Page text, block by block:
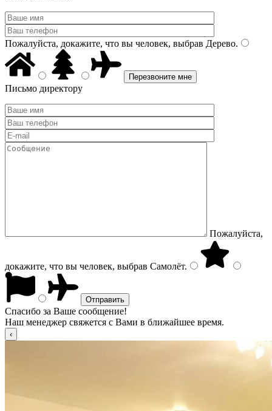
Пожалуйста, докажите, что вы человек, выбрав Дерево.
Письмо директору
Пожалуйста,
докажите, что вы человек, выбрав Самолёт.
Спасибо за Ваше сообщение!
Наш менеджер свяжется с Вами в ближайшее время.